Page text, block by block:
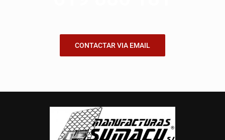
CONTACTAR VIA EMAIL